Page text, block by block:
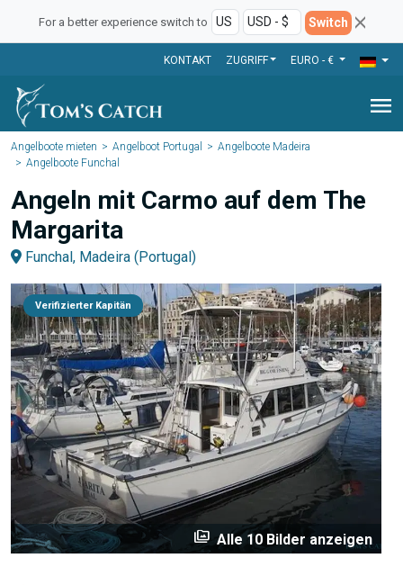
For a better experience switch to Switch
KONTAKT ZUGRIFF EURO - €
menu
Angelboote mieten Angelboot Portugal
Angelboote Madeira
Angelboote Funchal
Angeln mit Carmo auf dem The
Margarita
Funchal, Madeira (Portugal)
Verifizierter Kapitän
perm_media Alle 10 Bilder anzeigen